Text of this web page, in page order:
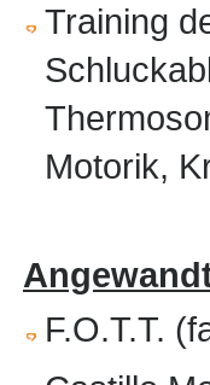
Training
Motorik,
F.O.T.T.